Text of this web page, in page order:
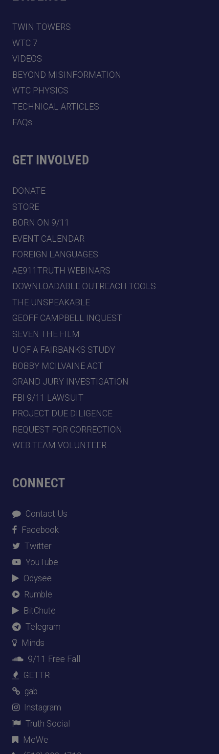
TWIN TOWERS
WTC 7
VIDEOS
BEYOND MISINFORMATION
WTC PHYSICS
TECHNICAL ARTICLES
FAQs
GET INVOLVED
DONATE
STORE
BORN ON 9/11
EVENT CALENDAR
FOREIGN LANGUAGES
AE911TRUTH WEBINARS
DOWNLOADABLE OUTREACH TOOLS
THE UNSPEAKABLE
GEOFF CAMPBELL INQUEST
SEVEN THE FILM
U OF A FAIRBANKS STUDY
BOBBY MCILVAINE ACT
GRAND JURY INVESTIGATION
FBI 9/11 LAWSUIT
PROJECT DUE DILIGENCE
REQUEST FOR CORRECTION
WEB TEAM VOLUNTEER
CONNECT
Contact Us
Facebook
Twitter
YouTube
Odysee
Rumble
BitChute
Telegram
Minds
9/11 Free Fall
GETTR
gab
Instagram
Truth Social
MeWe